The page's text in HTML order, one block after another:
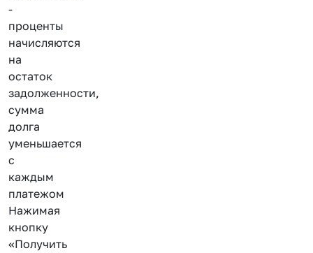
-
проценты
начисляются
на
остаток
задолженности,
сумма
долга
уменьшается
с
каждым
платежом
Нажимая
кнопку
«Получить